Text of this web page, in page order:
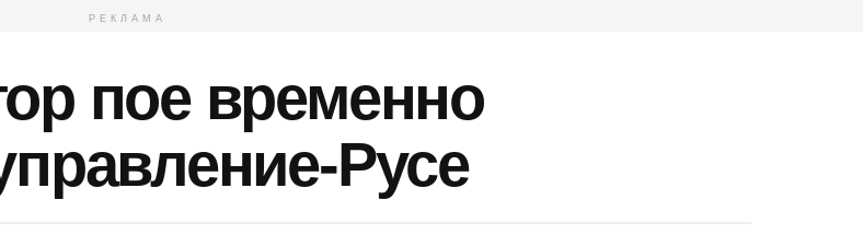
РЕКЛАМА
пое временно
Русе